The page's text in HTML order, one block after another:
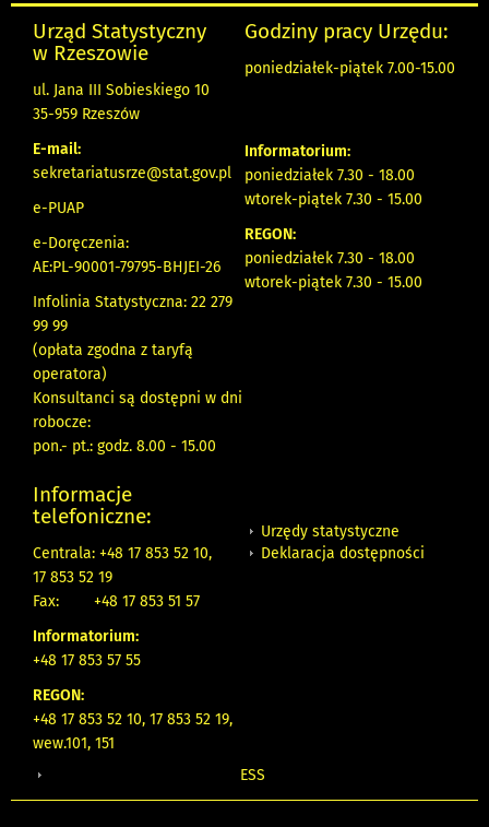
Urząd Statystyczny
w Rzeszowie
ul. Jana III Sobieskiego 10
35-959 Rzeszów
E-mail:
sekretariatusrze@stat.gov.pl
e-PUAP
e-Doręczenia:
AE:PL-90001-79795-BHJEI-26
Infolinia Statystyczna: 22 279
99 99
(opłata zgodna z taryfą
operatora)
Konsultanci są dostępni w dni
robocze:
pon.- pt.: godz. 8.00 - 15.00
Godziny pracy Urzędu:
poniedziałek-piątek 7.00-15.00
Informatorium:
poniedziałek 7.30 - 18.00
wtorek-piątek 7.30 - 15.00
REGON:
poniedziałek 7.30 - 18.00
wtorek-piątek 7.30 - 15.00
Informacje
telefoniczne:
Centrala: +48 17 853 52 10,
17 853 52 19
Fax:
+48 17 853 51 57
Informatorium:
+48 17 853 57 55
REGON:
+48 17 853 52 10, 17 853 52 19,
wew.101, 151
Urzędy statystyczne
Deklaracja dostępności
ESS